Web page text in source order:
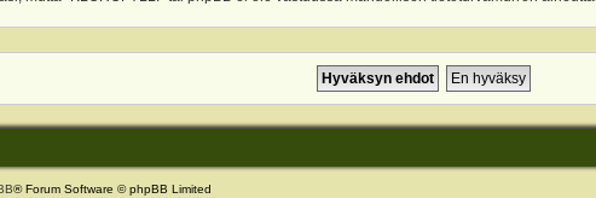
® Forum Software © phpBB Limited